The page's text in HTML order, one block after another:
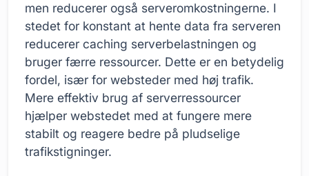
men reducerer også serveromkostningerne. I
stedet for konstant at hente data fra serveren
reducerer caching serverbelastningen og
bruger færre ressourcer. Dette er en betydelig
fordel, især for websteder med høj trafik.
Mere effektiv brug af serverressourcer
hjælper webstedet med at fungere mere
stabilt og reagere bedre på pludselige
trafikstigninger.